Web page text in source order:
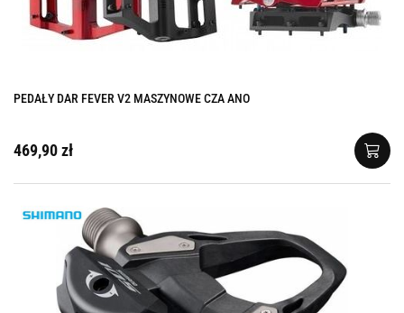
PEDAŁY DAR FEVER V2 MASZYNOWE CZA ANO
469,90 zł